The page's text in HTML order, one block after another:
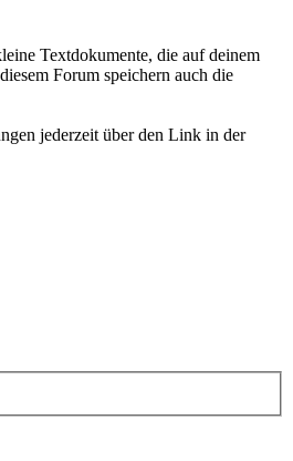
Textdokumente, die auf deinem
Forum speichern auch die
jederzeit über den Link in der